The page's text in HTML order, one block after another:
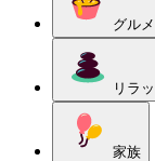
グルメ
リラ
家族